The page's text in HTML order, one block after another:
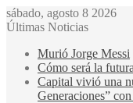
sábado, agosto 8 2026
Últimas Noticias
Murió Jorge Messi
Cómo será la
Capital vivió una
Generaciones”